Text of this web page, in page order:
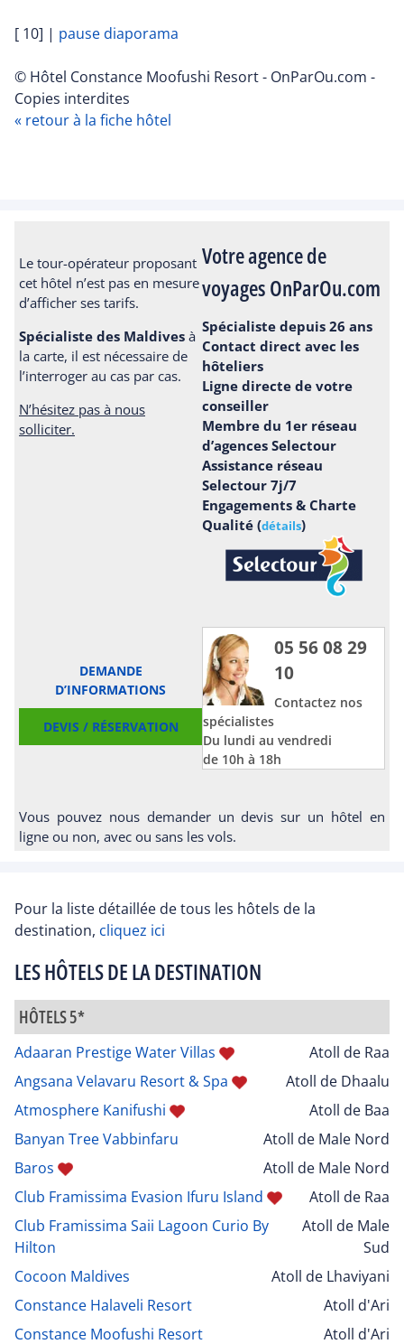
[ 10] | pause diaporama
© Hôtel Constance Moofushi Resort - OnParOu.com -
Copies interdites
« retour à la fiche hôtel
Le tour-opérateur proposant
cet hôtel n’est pas en mesure
d’afficher ses tarifs.
Spécialiste des Maldives à
la carte, il est nécessaire de
l’interroger au cas par cas.
N’hésitez pas à nous
solliciter.
Votre agence de
voyages OnParOu.com
Spécialiste depuis 26 ans
Contact direct avec les
hôteliers
Ligne directe de votre
conseiller
Membre du 1er réseau
d’agences Selectour
Assistance réseau
Selectour 7j/7
Engagements & Charte
Qualité (détails)
DEMANDE
D’INFORMATIONS
DEVIS / RÉSERVATION
05 56 08 29
10
Contactez nos
spécialistes
Du lundi au vendredi
de 10h à 18h
Vous pouvez nous demander un devis sur un hôtel en
ligne ou non, avec ou sans les vols.
Pour la liste détaillée de tous les hôtels de la
destination, cliquez ici
LES HÔTELS DE LA DESTINATION
HÔTELS 5*
Adaaran Prestige Water Villas
Atoll de Raa
Angsana Velavaru Resort & Spa
Atoll de Dhaalu
Atmosphere Kanifushi
Atoll de Baa
Banyan Tree Vabbinfaru
Atoll de Male Nord
Baros
Atoll de Male Nord
Club Framissima Evasion Ifuru Island
Atoll de Raa
Club Framissima Saii Lagoon Curio By
Hilton
Atoll de Male
Sud
Cocoon Maldives
Atoll de Lhaviyani
Constance Halaveli Resort
Atoll d'Ari
Constance Moofushi Resort
Atoll d'Ari